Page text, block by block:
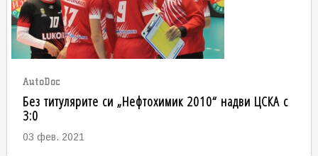
AutoDoc
Без титулярите си „Нефтохимик 2010“ надви ЦСКА с
3:0
03 фев. 2021